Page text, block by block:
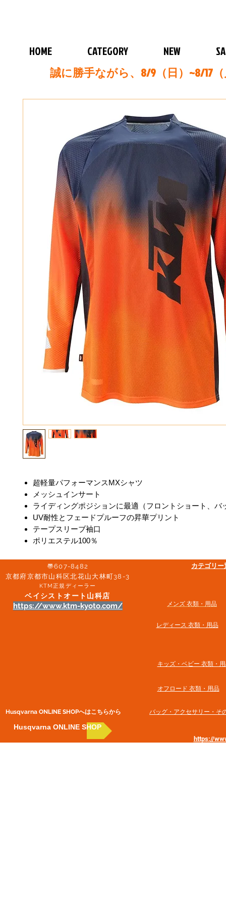
HOME CATEGORY NEW
誠に勝手ながら、8/9（日）~8/17
超軽量パフォーマンスMXシャツ
メッシュインサート
ライディングポジションに最適（フロントショート、バ
UV耐性とフェードプルーフの昇華プリント
テープスリーブ袖口
ポリエステル100％
〠607-8482
京都府京都市山科区北花山大林町38-3​
KTM正規ディーラー
ベイシストオート山科店
https://www.ktm-kyoto.com/
Husqvarna ONLINE SHOP​へはこちらから
Husqvarna ONLINE SHOP
カテゴリ
メンズ 衣類・用品
​レディース 衣類・用品
キッズ・ベビー 衣類・
オフロード 衣類・用品
バッグ・アクセサリー・そ
https://